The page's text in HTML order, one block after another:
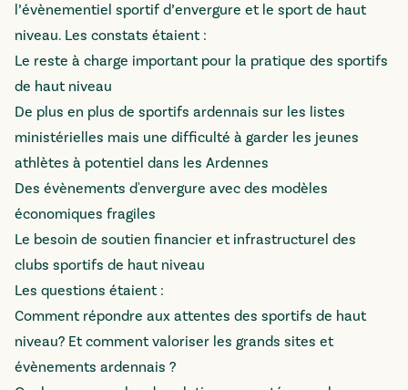
l’évènementiel sportif d’envergure et le sport de haut
niveau. Les constats étaient :
Le reste à charge important pour la pratique des sportifs
de haut niveau
De plus en plus de sportifs ardennais sur les listes
ministérielles mais une difficulté à garder les jeunes
athlètes à potentiel dans les Ardennes
Des évènements d'envergure avec des modèles
économiques fragiles
Le besoin de soutien financier et infrastructurel des
clubs sportifs de haut niveau
Les questions étaient :
Comment répondre aux attentes des sportifs de haut
niveau? Et comment valoriser les grands sites et
évènements ardennais ?